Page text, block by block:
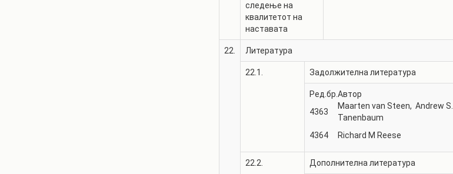
следење на
квалитетот на
наставата
22. Литература
22.1. Задолжителна литература
Ред.бр. Автор
4363
Maarten van Steen, ‎ Andrew S.
Tanenbaum
4364 Richard M Reese
22.2. Дополнителна литература